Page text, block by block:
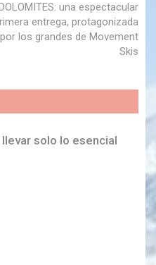
una espectacular
entrega, protagonizada
por los grandes de Movement
Skis
solo lo esencial